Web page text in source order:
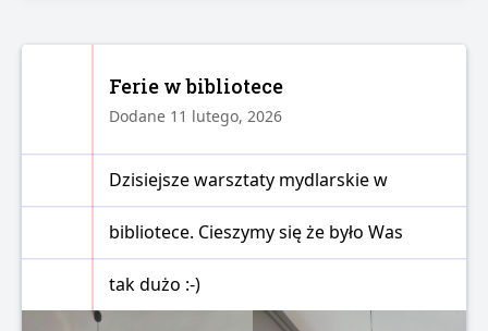
Ferie w bibliotece
Dodane 11 lutego, 2026
Dzisiejsze warsztaty mydlarskie w
bibliotece. Cieszymy się że było Was
tak dużo :-)